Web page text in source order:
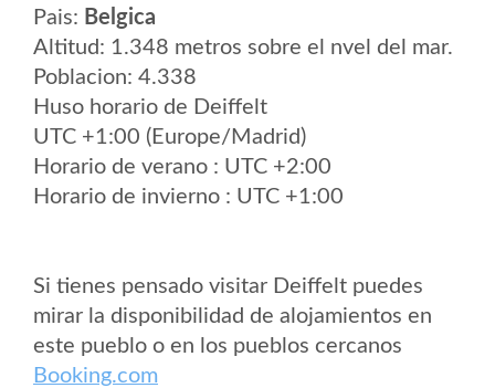
Pais: Belgica
Altitud: 1.348 metros sobre el nvel del mar.
Poblacion: 4.338
Huso horario de Deiffelt
UTC +1:00 (Europe/Madrid)
Horario de verano : UTC +2:00
Horario de invierno : UTC +1:00
Si tienes pensado visitar Deiffelt puedes
mirar la disponibilidad de alojamientos en
este pueblo o en los pueblos cercanos
Booking.com